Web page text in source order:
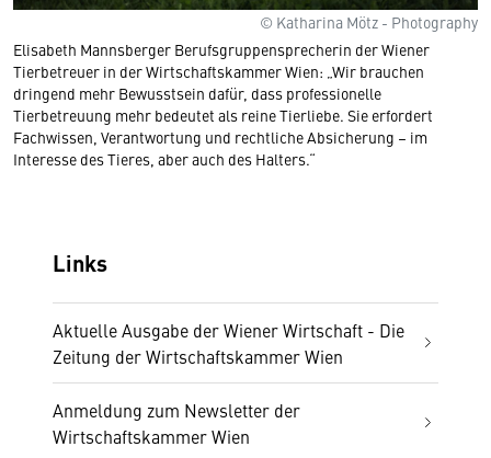
© Katharina Mötz - Photography
Elisabeth Mannsberger Berufsgruppensprecherin der Wiener
Tierbetreuer in der Wirtschaftskammer Wien: „Wir brauchen
dringend mehr Bewusstsein dafür, dass professionelle
Tierbetreuung mehr bedeutet als reine Tierliebe. Sie erfordert
Fachwissen, Verantwortung und rechtliche Absicherung – im
Interesse des Tieres, aber auch des Halters.“
Links
Aktuelle Ausgabe der Wiener Wirtschaft - Die
Zeitung der Wirtschaftskammer Wien
Anmeldung zum Newsletter der
Wirtschaftskammer Wien